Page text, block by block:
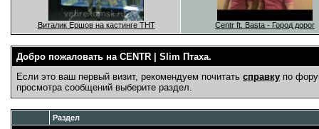
Виталик Ершов на кастинге ТНТ Centr ft. Basta - Город дорог
Добро пожаловать на CENTR | Slim Птаха.
Если это ваш первый визит, рекомендуем почитать справку по
просмотра сообщений выберите раздел.
Раздел